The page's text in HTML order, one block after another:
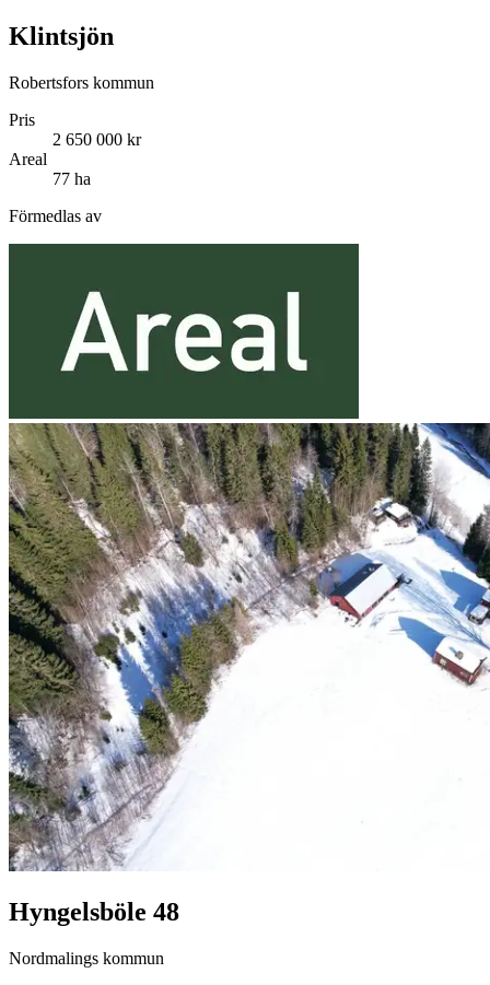
Klintsjön
Robertsfors kommun
Pris
2 650 000 kr
Areal
77 ha
Förmedlas av
Hyngelsböle 48
Nordmalings kommun